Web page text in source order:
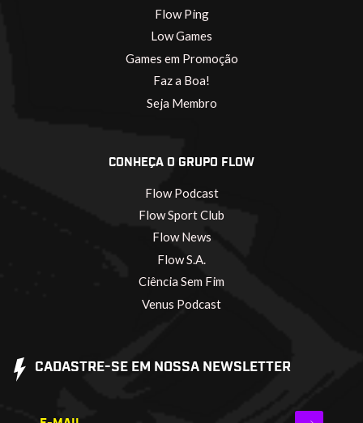
Flow Ping
Low Games
Games em Promoção
Faz a Boa!
Seja Membro
CONHEÇA O GRUPO FLOW
Flow Podcast
Flow Sport Club
Flow News
Flow S.A.
Ciência Sem Fim
Venus Podcast
CADASTRE-SE EM NOSSA NEWSLETTER